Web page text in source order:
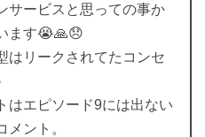
サービスと思っての事か
ます😭🙏😞
はリークされてたコンセ
はエピソード9には出ない
ント。